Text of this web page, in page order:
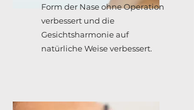
Form der Nase ohne Operation
verbessert und die
Gesichtsharmonie auf
natürliche Weise verbessert.